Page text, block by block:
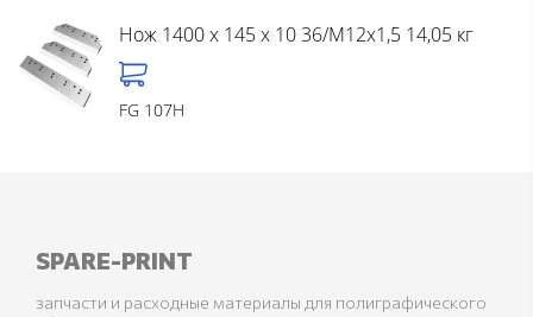
Нож 1400 x 145 x 10 36/M12x1,5 14,05 кг
FG 107H
SPARE-PRINT
запчасти и расходные материалы для полиграфического